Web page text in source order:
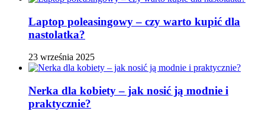
Laptop poleasingowy – czy warto kupić dla
nastolatka?
23 września 2025
Nerka dla kobiety – jak nosić ją modnie i
praktycznie?